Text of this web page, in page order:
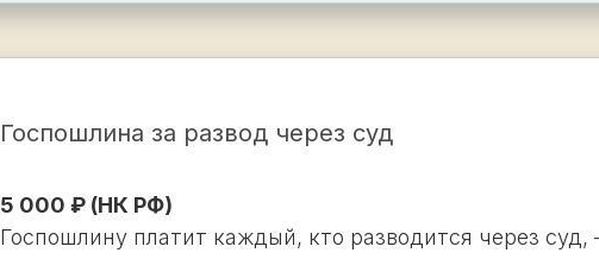
Госпошлина за развод через суд
5 000 ₽ (НК РФ)
Госпошлину платит каждый, кто разводится через суд,